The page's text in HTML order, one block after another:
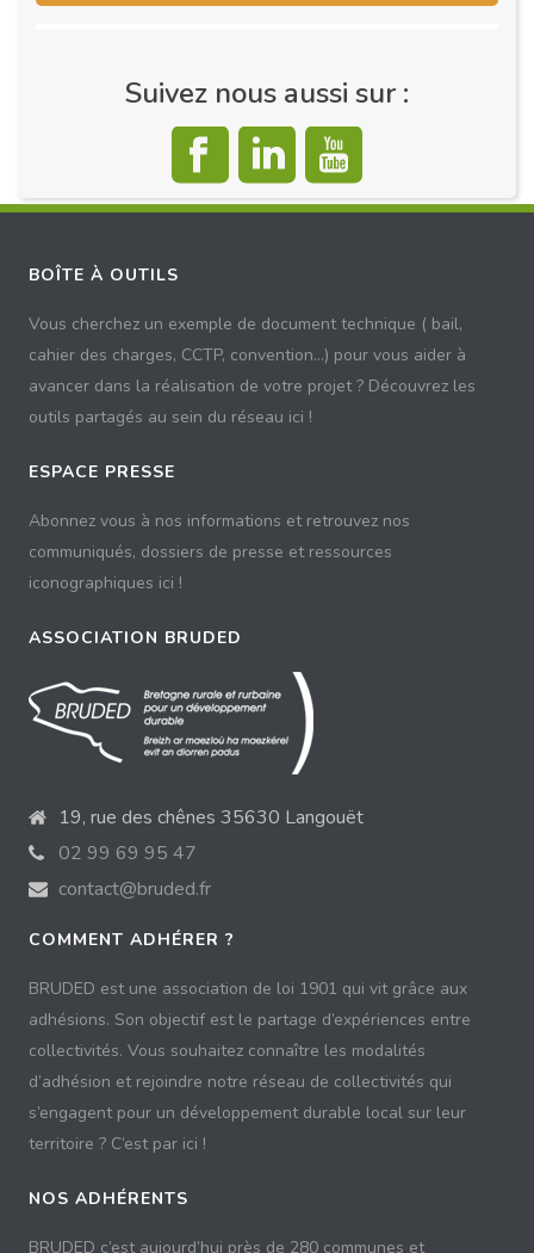
Suivez nous aussi sur :
BOÎTE À OUTILS
Vous cherchez un exemple de document technique ( bail,
cahier des charges, CCTP, convention...) pour vous aider à
avancer dans la réalisation de votre projet ? Découvrez les
outils partagés au sein du réseau ici !
ESPACE PRESSE
Abonnez vous à nos informations et retrouvez nos
communiqués, dossiers de presse et ressources
iconographiques ici !
ASSOCIATION BRUDED
19, rue des chênes 35630 Langouët
02 99 69 95 47
contact@bruded.fr
COMMENT ADHÉRER ?
BRUDED est une association de loi 1901 qui vit grâce aux
adhésions. Son objectif est le partage d’expériences entre
collectivités. Vous souhaitez connaître les modalités
d’adhésion et rejoindre notre réseau de collectivités qui
s’engagent pour un développement durable local sur leur
territoire ? C’est par ici !
NOS ADHÉRENTS
BRUDED c’est aujourd’hui près de 280 communes et